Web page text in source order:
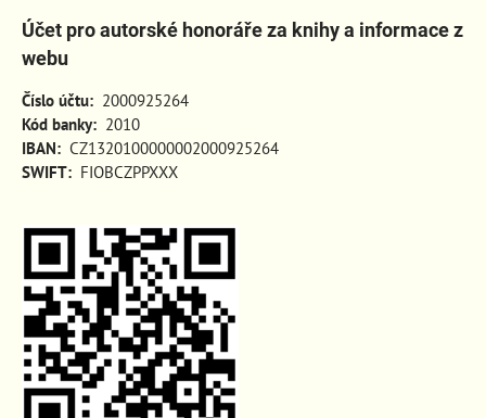
Účet pro autorské honoráře za knihy a informace z
webu
Číslo účtu: 2000925264
Kód banky: 2010
IBAN: CZ1320100000002000925264
SWIFT: FIOBCZPPXXX